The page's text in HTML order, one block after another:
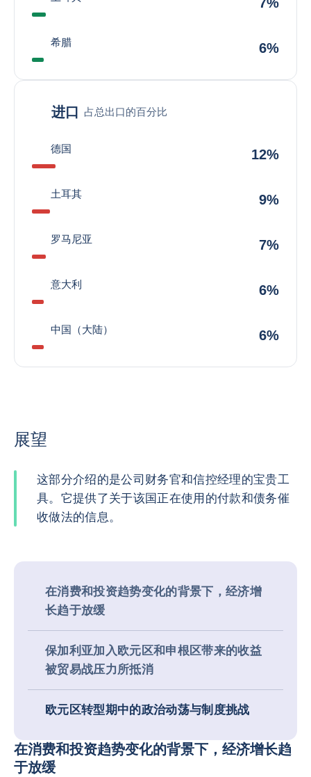
希腊 6%
进口 占总出口的百分比
德国 12%
土耳其 9%
罗马尼亚 7%
意大利 6%
中国（大陆） 6%
展望
这部分介绍的是公司财务官和信控经理的宝贵工
具。它提供了关于该国正在使用的付款和债务催
收做法的信息。
在消费和投资趋势变化的背景下，经济增
长趋于放缓
保加利亚加入欧元区和申根区带来的收益
被贸易战压力所抵消
欧元区转型期中的政治动荡与制度挑战
在消费和投资趋势变化的背景下，经济增长趋
于放缓